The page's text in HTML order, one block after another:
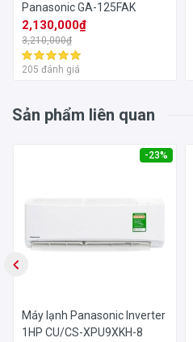
Panasonic GA-125FAK
2,130,000₫
3,210,000₫
205 đánh giá
Sản phẩm liên quan
-23%
Máy lạnh Panasonic Inverter
1HP CU/CS-XPU9XKH-8